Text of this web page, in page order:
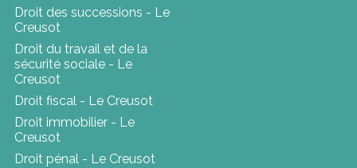
Droit des successions - Le
Creusot
Droit du travail et de la
sécurité sociale - Le
Creusot
Droit fiscal - Le Creusot
Droit immobilier - Le
Creusot
Droit pénal - Le Creusot